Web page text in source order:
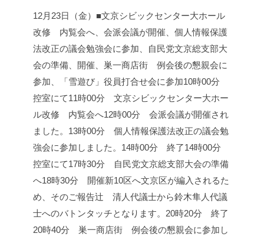
12月23日（金）■文京シビックセンター大ホール
改修 内覧会へ、会派会議が開催、個人情報保護
法改正の議会勉強会に参加、自民党文京総支部大
会の準備、開催、巣一商店街 例会後の懇親会に
参加、「雪遊び」役員打合せ会に参加10時00分
控室にて11時00分 文京シビックセンター大ホー
ル改修 内覧会へ12時00分 会派会議が開催され
ました。 13時00分 個人情報保護法改正の議会勉
強会に参加しました。 14時00分 終了14時00分
控室にて17時30分 自民党文京総支部大会の準備
へ18時30分 開催新10区へ文京区が編入されるた
め、そのご報告辻 清人代議士から鈴木隼人代議
士へのバトンタッチとなります。 20時20分 終了
20時40分 巣一商店街 例会後の懇親会に参加し